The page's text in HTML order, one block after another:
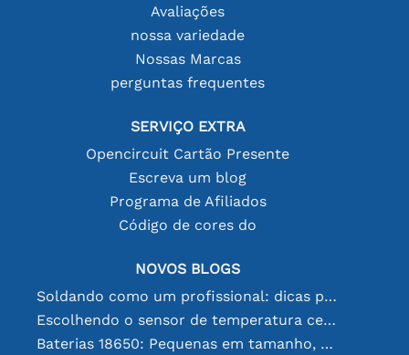
Avaliações
nossa variedade
Nossas Marcas
perguntas frequentes
SERVIÇO EXTRA
Opencircuit Cartão Presente
Escreva um blog
Programa de Afiliados
Código de cores do
NOVOS BLOGS
Soldando como um profissional: dicas para conexões eletrônicas perfeitas
Escolhendo o sensor de temperatura certo [youtube]
Baterias 18650: Pequenas em tamanho, grandes em desempenho